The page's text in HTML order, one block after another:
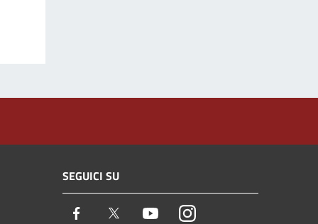
SEGUICI SU
Facebook Twitter YoutubeInstagram